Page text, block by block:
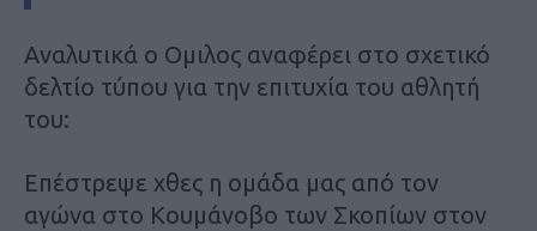
Αναλυτικά ο Ομιλος αναφέρει στο σχετικό
δελτίο τύπου για την επιτυχία του αθλητή
του:
Επέστρεψε χθες η ομάδα μας από τον
αγώνα στο Κουμάνοβο των Σκοπίων στον